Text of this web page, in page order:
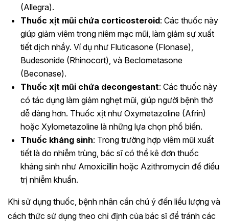
(Allegra).
Thuốc xịt mũi chứa corticosteroid: Các thuốc này
giúp giảm viêm trong niêm mạc mũi, làm giảm sự xuất
tiết dịch nhầy. Ví dụ như Fluticasone (Flonase),
Budesonide (Rhinocort), và Beclometasone
(Beconase).
Thuốc xịt mũi chứa decongestant: Các thuốc này
có tác dụng làm giảm nghẹt mũi, giúp người bệnh thở
dễ dàng hơn. Thuốc xịt như Oxymetazoline (Afrin)
hoặc Xylometazoline là những lựa chọn phổ biến.
Thuốc kháng sinh: Trong trường hợp viêm mũi xuất
tiết là do nhiễm trùng, bác sĩ có thể kê đơn thuốc
kháng sinh như Amoxicillin hoặc Azithromycin để điều
trị nhiễm khuẩn.
Khi sử dụng thuốc, bệnh nhân cần chú ý đến liều lượng và
cách thức sử dụng theo chỉ định của bác sĩ để tránh các